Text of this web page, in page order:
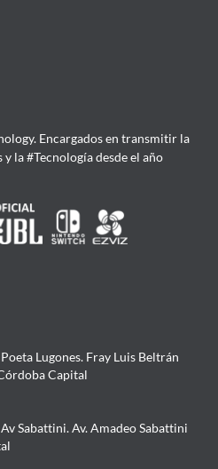
Encargados en transmitir la
la #Tecnología desde el año
Lugones. Fray Luis Beltrán
Capital
Sabattini. Av. Amadeo Sabattini